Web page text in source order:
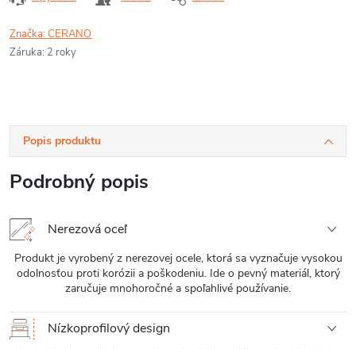
Značka:CERANO
Záruka: 2 roky
Popis produktu
Podrobný popis
Nerezová oceľ
Produkt je vyrobený z nerezovej ocele, ktorá sa vyznačuje vysokou
odolnosťou proti korózii a poškodeniu. Ide o pevný materiál, ktorý
zaručuje mnohoročné a spoľahlivé používanie.
Nízkoprofilový design